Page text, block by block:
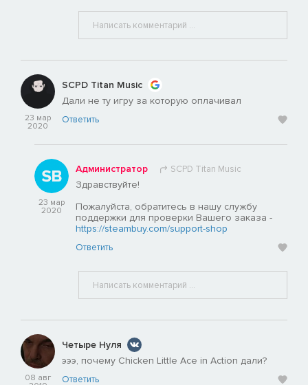
23 мар
2020
SCPD Titan Music
Дали не ту игру за которую оплачивал
Ответить
23 мар
2020
Администратор SCPD Titan Music
Здравствуйте!
Пожалуйста, обратитесь в нашу службу
поддержки для проверки Вашего заказа -
https://steambuy.com/support-shop
Ответить
08 авг
Четыре Нуля
эээ, почему Chicken Little Ace in Action дали?
Ответить